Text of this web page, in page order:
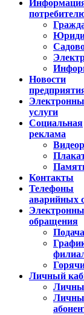
Новости
услуги
Социальная
реклама
Контакты
Телефоны
аварийных
обращения
Личный